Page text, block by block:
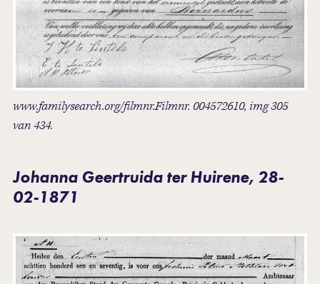
www.familysearch.org/filmnr.Filmnr. 004572610, img 305
van 434.
Johanna Geertruida ter Huirene, 28-
02-1871